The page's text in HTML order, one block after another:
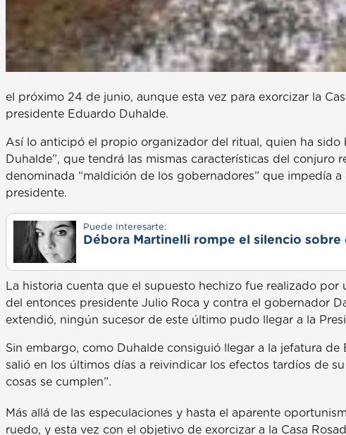
el próximo 24 de junio, aunque esta vez para exorcizar la
presidente Eduardo Duhalde.
Así lo anticipó el propio organizador del ritual, quien ha
Duhalde”, que tendrá las mismas características del conjuro
denominada “maldición de los gobernadores” que impedía
presidente.
Puede Interesarte:
Débora Martinelli rompe el silencio
La historia cuenta que el supuesto hechizo fue realizado
del entonces presidente Julio Roca y contra el gobernador
extendió, ningún sucesor de este último pudo llegar a la
Sin embargo, como Duhalde consiguió llegar a la jefatura
salió en los últimos días a reivindicar los efectos tardíos de
cosas se cumplen”.
Más allá de las especulaciones y hasta el aparente
ruedo, y esta vez con el objetivo de exorcizar a la Casa